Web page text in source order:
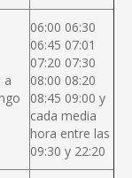
a
06:00 06:30
06:45 07:01
07:20 07:30
08:00 08:20
08:45 09:00 y
cada media
hora entre las
09:30 y 22:20